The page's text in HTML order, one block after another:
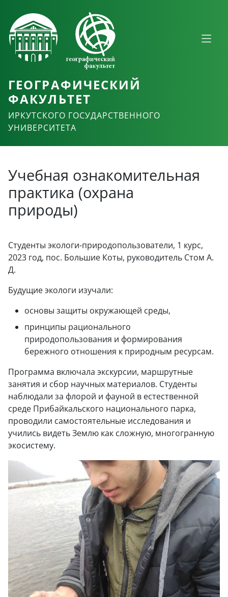
ГЕОГРАФИЧЕСКИЙ
ФАКУЛЬТЕТ
ИРКУТСКОГО ГОСУДАРСТВЕННОГО
УНИВЕРСИТЕТА
Учебная ознакомительная
практика (охрана
природы)
Студенты экологи-природопользователи, 1 курс,
2023 год, пос. Большие Коты, руководитель Стом А.
Д.
Будущие экологи изучали:
основы защиты окружающей среды,
принципы рационального
природопользования и формирования
бережного отношения к природным ресурсам.
Программа включала экскурсии, маршрутные
занятия и сбор научных материалов. Студенты
наблюдали за флорой и фауной в естественной
среде Прибайкальского национального парка,
проводили самостоятельные исследования и
учились видеть Землю как сложную, многогранную
экосистему.